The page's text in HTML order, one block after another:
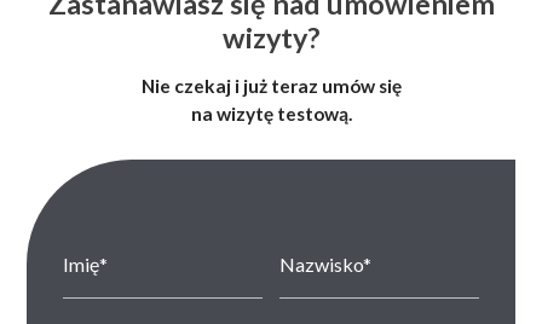
wizyty?
Nie czekaj i już teraz umów się
na wizytę testową.